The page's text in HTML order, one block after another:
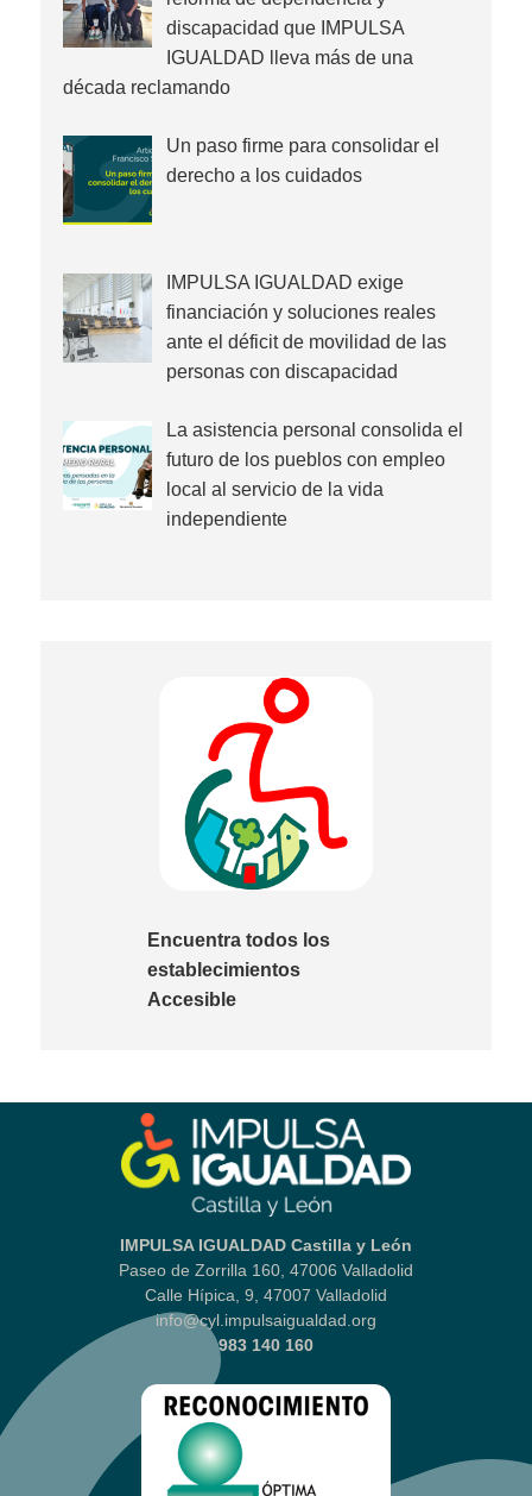
discapacidad que IMPULSA
IGUALDAD lleva más de una
década reclamando
Un paso firme para consolidar el
derecho a los cuidados
IMPULSA IGUALDAD exige
financiación y soluciones reales
ante el déficit de movilidad de las
personas con discapacidad
La asistencia personal consolida el
futuro de los pueblos con empleo
local al servicio de la vida
independiente
Encuentra todos los
establecimientos
Accesible
IMPULSA IGUALDAD Castilla y León
Paseo de Zorrilla 160, 47006 Valladolid
Calle Hípica, 9, 47007 Valladolid
info@cyl.impulsaigualdad.org
983 140 160